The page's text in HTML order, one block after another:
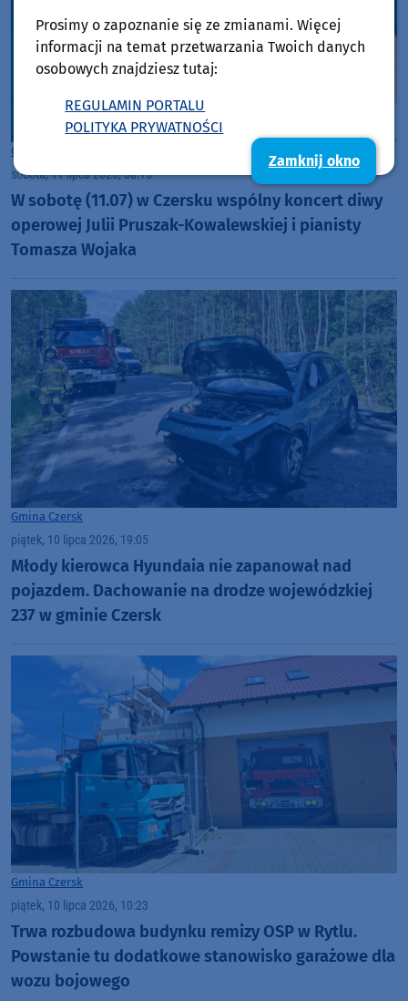
Gmina Czersk
sobota, 11 lipca 2026, 08:15
W sobotę (11.07) w Czersku wspólny koncert diwy
operowej Julii Pruszak-Kowalewskiej i pianisty
Tomasza Wojaka
Gmina Czersk
piątek, 10 lipca 2026, 19:05
Młody kierowca Hyundaia nie zapanował nad
pojazdem. Dachowanie na drodze wojewódzkiej
237 w gminie Czersk
Gmina Czersk
piątek, 10 lipca 2026, 10:23
Trwa rozbudowa budynku remizy OSP w Rytlu.
Powstanie tu dodatkowe stanowisko garażowe dla
wozu bojowego
Prosimy o zapoznanie się ze zmianami. Więcej
informacji na temat przetwarzania Twoich danych
osobowych znajdziesz tutaj:
REGULAMIN PORTALU
POLITYKA PRYWATNOŚCI
Zamknij okno